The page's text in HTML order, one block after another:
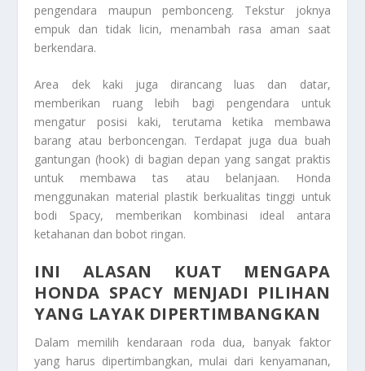
pengendara maupun pembonceng. Tekstur joknya
empuk dan tidak licin, menambah rasa aman saat
berkendara.
Area dek kaki juga dirancang luas dan datar,
memberikan ruang lebih bagi pengendara untuk
mengatur posisi kaki, terutama ketika membawa
barang atau berboncengan. Terdapat juga dua buah
gantungan (hook) di bagian depan yang sangat praktis
untuk membawa tas atau belanjaan. Honda
menggunakan material plastik berkualitas tinggi untuk
bodi Spacy, memberikan kombinasi ideal antara
ketahanan dan bobot ringan.
INI ALASAN KUAT MENGAPA
HONDA SPACY MENJADI PILIHAN
YANG LAYAK DIPERTIMBANGKAN
Dalam memilih kendaraan roda dua, banyak faktor
yang harus dipertimbangkan, mulai dari kenyamanan,